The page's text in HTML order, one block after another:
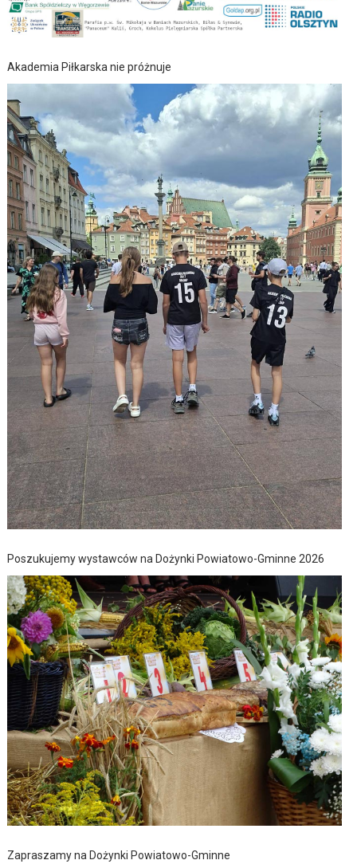
Akademia Piłkarska nie próżnuje
Poszukujemy wystawców na Dożynki Powiatowo-Gminne 2026
Zapraszamy na Dożynki Powiatowo-Gminne